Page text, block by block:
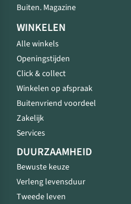
Buiten. Magazine
WINKELEN
Alle winkels
Openingstijden
Click & collect
Winkelen op afspraak
Buitenvriend voordeel
Zakelijk
Services
DUURZAAMHEID
Bewuste keuze
Verleng levensduur
Tweede leven